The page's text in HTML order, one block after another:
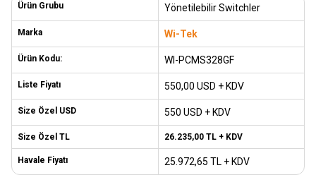
Ürün Grubu Yönetilebilir Switchler
Marka Wi-Tek
Ürün Kodu: WI-PCMS328GF
Liste Fiyatı 550,00 USD + KDV
Size Özel USD 550 USD + KDV
Size Özel TL 26.235,00 TL + KDV
Havale Fiyatı 25.972,65 TL + KDV